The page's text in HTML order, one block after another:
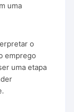
uma
o
emprego
uma etapa